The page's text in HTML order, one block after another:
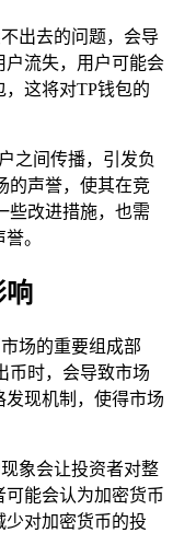
出去的问题，会导
户流失，用户可能会
这将对TP钱包的
之间传播，引发负
的声誉，使其在竞
些改进措施，也需
。
场的重要组成部
币时，会导致市场
现机制，使得市场
象会让投资者对整
能会认为加密货币
对加密货币的投